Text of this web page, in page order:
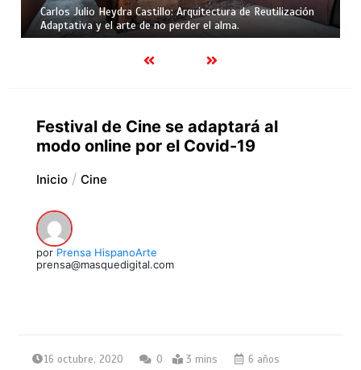
Carlos Julio Heydra Castillo: Arquitectura de Reutilización
Adaptativa y el arte de no perder el alma.
Festival de Cine se adaptará al
modo online por el Covid-19
Inicio Cine
por Prensa HispanoArte
prensa@masquedigital.com
16 octubre, 2020 0 3 mins 6 años